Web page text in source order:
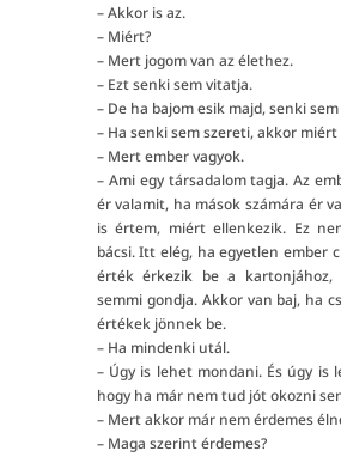
– Akkor is az.
– Miért?
– Mert jogom van az élethez.
– Ezt senki sem vitatja.
– De ha bajom esik majd, senki
– Ha senki sem szereti, akkor
– Mert ember vagyok.
– Ami egy társadalom tagja. Az
ér valamit, ha mások számára ér
is értem, miért ellenkezik. Ez
bácsi. Itt elég, ha egyetlen ember
érték érkezik be a kartonjához,
semmi gondja. Akkor van baj, ha
értékek jönnek be.
– Ha mindenki utál.
– Úgy is lehet mondani. És úgy is
hogy ha már nem tud jót okozni
– Mert akkor már nem érdemes
– Maga szerint érdemes?